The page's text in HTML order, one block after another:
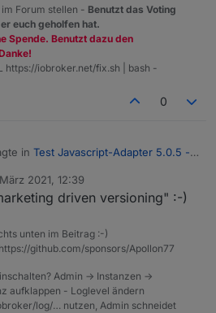
Forum stellen - Benutzt das Voting
euch geholfen hat.
Spende. Benutzt dazu den
https://iobroker.net/fix.sh | bash -
0
in Test Javascript-Adapter 5.0.5 -
emotional versioning wären
WIN10?
X gab wurde WIN9 übersprungen
2021, 12:39
von
driven versioning" :-)
unten im Beitrag :-)
github.com/sponsors/Apollon77
Admin -> Instanzen ->
aufklappen - Loglevel ändern
log/… nutzen, Admin schneidet